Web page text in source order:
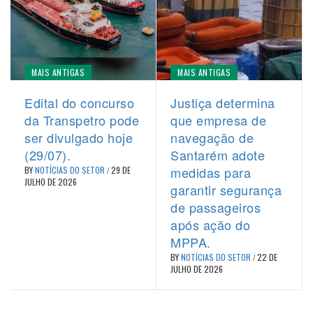
MAIS ANTIGAS
Edital do concurso
da Transpetro pode
ser divulgado hoje
(29/07).
BYNOTÍCIAS DO SETOR /29 DE
JULHO DE 2026
MAIS ANTIGAS
Justiça determina
que empresa de
navegação de
Santarém adote
medidas para
garantir segurança
de passageiros
após ação do
MPPA.
BYNOTÍCIAS DO SETOR /22 DE
JULHO DE 2026